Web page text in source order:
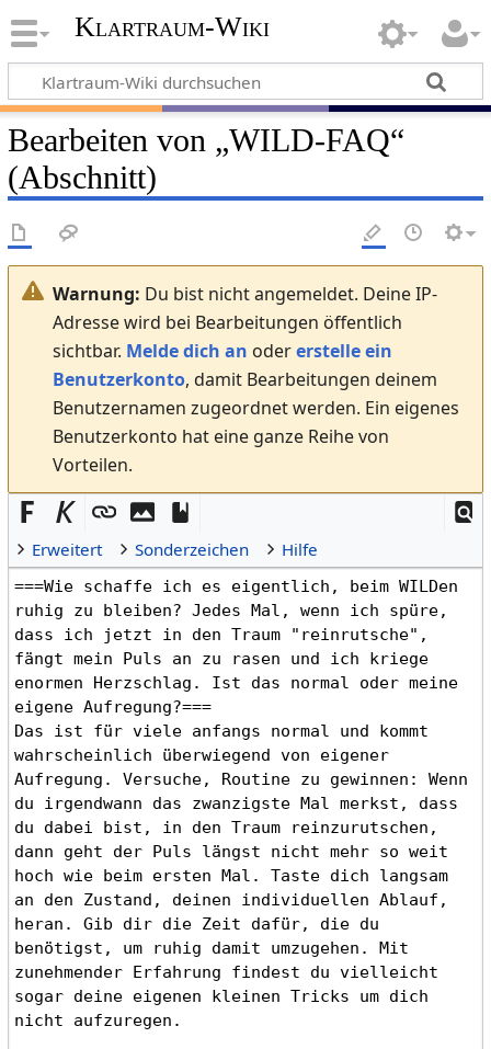
Klartraum-Wiki
Bearbeiten von „WILD-FAQ“
(Abschnitt)
Warnung: Du bist nicht angemeldet. Deine IP-
Adresse wird bei Bearbeitungen öffentlich
sichtbar. Melde dich an odererstelle ein
Benutzerkonto, damit Bearbeitungen deinem
Benutzernamen zugeordnet werden. Ein eigenes
Benutzerkonto hat eine ganze Reihe von
Vorteilen.
Erweitert Sonderzeichen Hilfe